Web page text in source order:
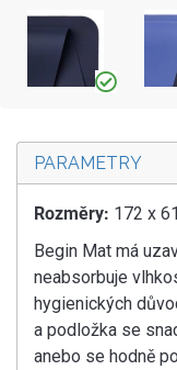
PARAMETRY
Rozměry: 172 x
Begin Mat má
neabsorbuje
hygienických
a podložka se
anebo se hodně